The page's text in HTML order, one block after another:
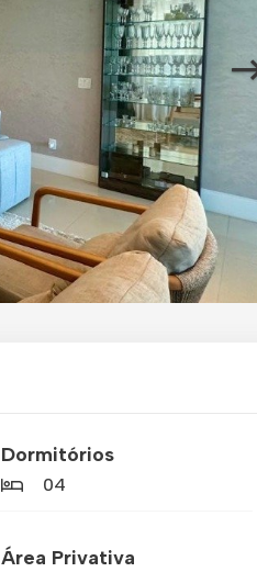
Dormitórios
04
Área Privativa